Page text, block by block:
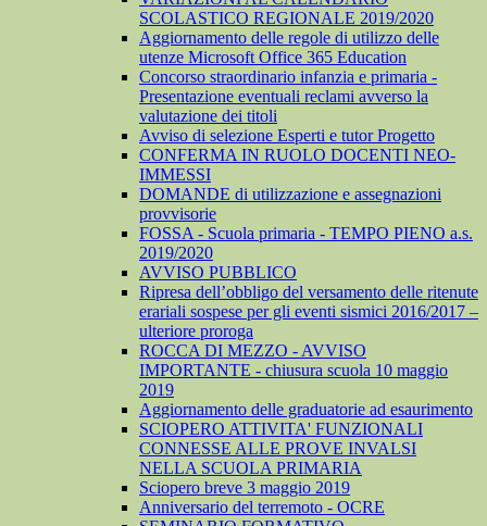
SCOLASTICO REGIONALE 2019/2020
Aggiornamento delle regole di utilizzo delle
utenze Microsoft Office 365 Education
Concorso straordinario infanzia e primaria -
Presentazione eventuali reclami avverso la
valutazione dei titoli
Avviso di selezione Esperti e tutor Progetto
CONFERMA IN RUOLO DOCENTI NEO-
IMMESSI
DOMANDE di utilizzazione e assegnazioni
provvisorie
FOSSA - Scuola primaria - TEMPO PIENO a.s.
2019/2020
AVVISO PUBBLICO
Ripresa dell’obbligo del versamento delle ritenute
erariali sospese per gli eventi sismici 2016/2017 –
ulteriore proroga
ROCCA DI MEZZO - AVVISO
IMPORTANTE - chiusura scuola 10 maggio
2019
Aggiornamento delle graduatorie ad esaurimento
SCIOPERO ATTIVITA' FUNZIONALI
CONNESSE ALLE PROVE INVALSI
NELLA SCUOLA PRIMARIA
Sciopero breve 3 maggio 2019
Anniversario del terremoto - OCRE